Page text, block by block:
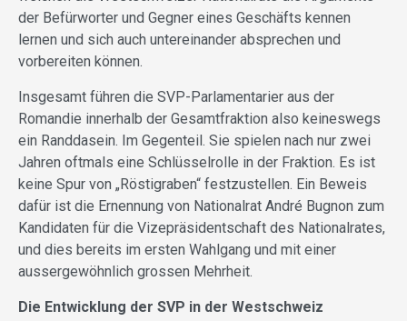
der Befürworter und Gegner eines Geschäfts kennen
lernen und sich auch untereinander absprechen und
vorbereiten können.
Insgesamt führen die SVP-Parlamentarier aus der
Romandie innerhalb der Gesamtfraktion also keineswegs
ein Randdasein. Im Gegenteil. Sie spielen nach nur zwei
Jahren oftmals eine Schlüsselrolle in der Fraktion. Es ist
keine Spur von „Röstigraben“ festzustellen. Ein Beweis
dafür ist die Ernennung von Nationalrat André Bugnon zum
Kandidaten für die Vizepräsidentschaft des Nationalrates,
und dies bereits im ersten Wahlgang und mit einer
aussergewöhnlich grossen Mehrheit.
Die Entwicklung der SVP in der Westschweiz